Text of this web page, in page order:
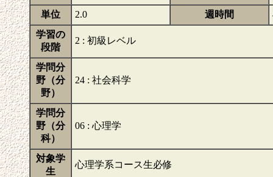
単位
2.0 週時間
学習の
段階
2 : 初級レベル
学問分
野（分
野）
24 : 社会科学
学問分
野（分
科）
06 : 心理学
対象学
生
心理学系コース生必修